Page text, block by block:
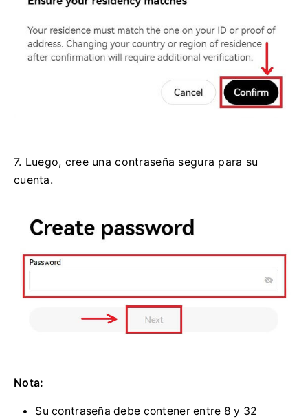
7. Luego, cree una contraseña segura para su
cuenta.
Nota:
Su contraseña debe contener entre 8 y 32